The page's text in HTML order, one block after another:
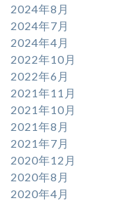
2024年8月
2024年7月
2024年4月
2022年10月
2022年6月
2021年11月
2021年10月
2021年8月
2021年7月
2020年12月
2020年8月
2020年4月